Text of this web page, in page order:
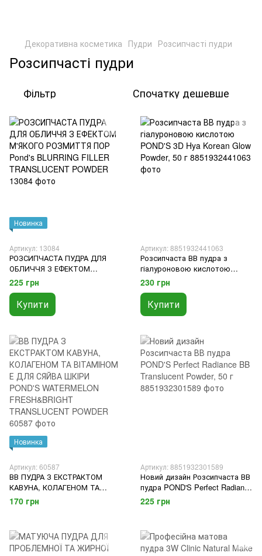
Декоративна косметика Пудри Розсипчасті пудри
Розсипчасті пудри
Фільтр Спочатку дешевше
Новинка
Артикул: 13084
РОЗСИПЧАСТА ПУДРА ДЛЯ
ОБЛИЧЧЯ З ЕФЕКТОМ
М'ЯКОГО РОЗМИТТЯ ПОР
Pond's BLURRING FILLER
TRANSLUCENT POWDER
225 грн
Купити
Артикул: 8851932441063
Розсипчаста ВВ пудра з
гіалуроновою кислотою
POND'S 3D Hya Korean Glow
Powder, 50 г
230 грн
Купити
Новинка
Артикул: 60587
ВВ ПУДРА З ЕКСТРАКТОМ
КАВУНА, КОЛАГЕНОМ ТА
ВІТАМІНОМ Е ДЛЯ СЯЙВА
ШКІРИ POND'S WATERMELON
TRANSLUCENT POWDER
170 грн
Артикул: 8851932301589
Новий дизайн Розсипчаста ВВ
пудра POND'S Perfect Radiance
BB Translucent Powder, 50 г
225 грн